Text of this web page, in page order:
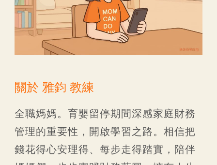
關於 雅鈞 教練
全職媽媽。育嬰留停期間深感家庭財務
管理的重要性，開啟學習之路。相信把
錢花得心安理得、每步走得踏實，陪伴